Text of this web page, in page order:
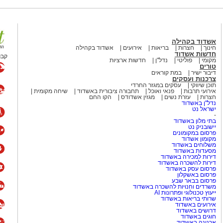
וההנאה.
- קולולם, במסגרתה הפך
היה זה ארוע שהטביע חותם עז,
להדהד ולהישמע, כשאין ספק כי גם
תושבי אשדוד.
ידובר בו רבות.
-
ASHDODS@ISNET.CO.IL
אשדוד בקהילה
חינוך חצרות בריאות אירועים אשדוד בקהילה
חדשות אשדוד
מקומי פוליטי נדל"ן חדשות ארציות
טורים
דיבור ישיר במת קוראים
צרכנות ועסקים
תוכן שיווקי
עסקים במגזר החרדי
אירועי תרבות
פנאי ואוכל תחבורה ציבורית באשדוד
שיחה מקומית
חצרות
עזרת נשים מגזין אשדודס
הקו החם
נדל"ן באשדוד
ישראל נט
-
בתי מלון באשדוד
יישובניק נט
פרסום במקומונים
מקומון אשדוד
משלוחים באשדוד
מסעדות באשדוד
דירות למכירה באשדוד
דירות להשכרה באשדוד
פרסום עסק באשדוד
פרסום באשקלון
פרסום בבאר שבע
משרדים וחנויות להשכרה באשדוד
ייעוץ טכנולוגי ופתרונות AI
שרותי בריאות באשדוד
אירועים באשדוד
דרושים באשדוד
חוגים באשדוד